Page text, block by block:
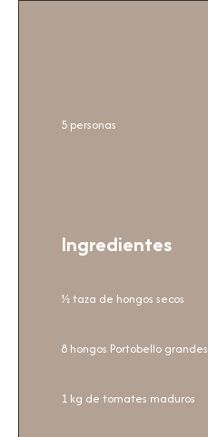
5 personas
Ingredientes
½ taza de hongos secos
8 hongos Portobello grandes
1 kg de tomates maduros